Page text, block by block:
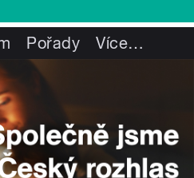
Pořady Více…